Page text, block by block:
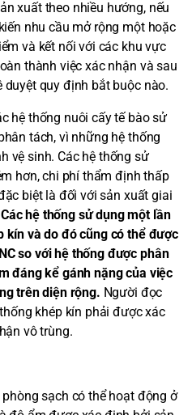
xuất theo nhiều hướng, nếu
nhu cầu mở rộng một hoặc
và kết nối với các khu vực
thành việc xác nhận và sau
quy định bắt buộc nào.
hệ thống nuôi cấy tế bào sử
tách, vì những hệ thống
vệ sinh. Các hệ thống sử
hơn, chi phí thẩm định thấp
biệt là đối với sản xuất giai
Các hệ thống sử dụng một lần
kín và do đó cũng có thể được
so với hệ thống được phân
đáng kể gánh nặng của việc
trên diện rộng. Người đọc
khép kín phải được xác
vô trùng.
sạch có thể hoạt động ở